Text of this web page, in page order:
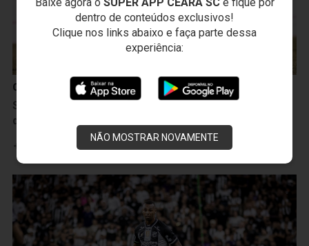
dentro de conteúdos exclusivos!
Clique nos links abaixo e faça parte dessa
experiência:
NÃO MOSTRAR NOVAMENTE
Campeonato Cearense
Sub-20: Ceará empata por 1 a 1 pela ida da semifinal
do Campeonato Cearense